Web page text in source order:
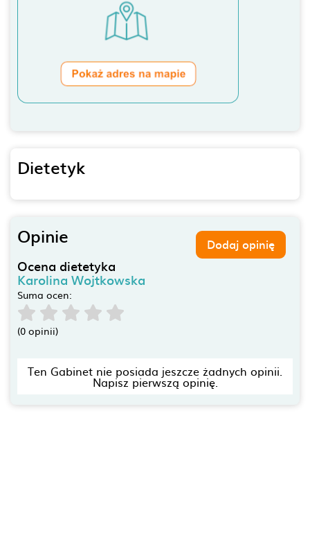
Dietetyk
Opinie Dodaj opinię
Ocena dietetyka
Karolina Wojtkowska
Suma ocen:
(0 opinii)
Ten Gabinet nie posiada jeszcze żadnych opinii.
Napisz pierwszą opinię.